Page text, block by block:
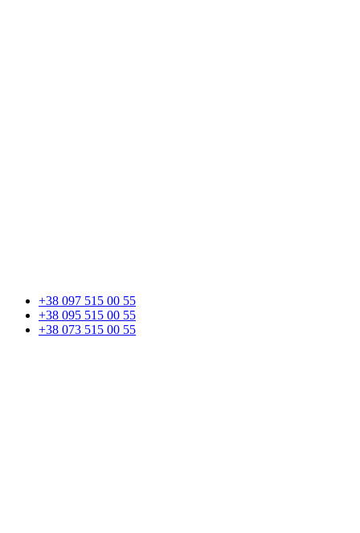
+38 097 515 00 55
+38 095 515 00 55
+38 073 515 00 55